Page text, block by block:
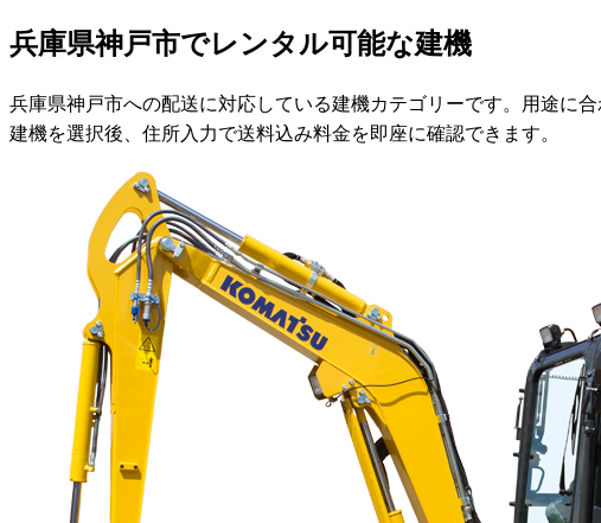
兵庫県神戸市でレンタル可能な建機
兵庫県神戸市への配送に対応している建機カテゴリーです。用途に合
建機を選択後、住所入力で送料込み料金を即座に確認できます。